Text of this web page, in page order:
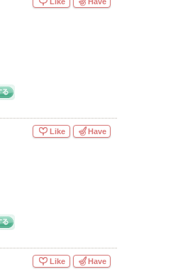
Like Have
Like Have